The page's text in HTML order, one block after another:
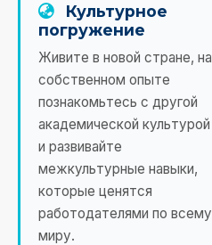
Культурное
погружение
Живите в новой стране, на
собственном опыте
познакомьтесь с другой
академической культурой
и развивайте
межкультурные навыки,
которые ценятся
работодателями по всему
миру.